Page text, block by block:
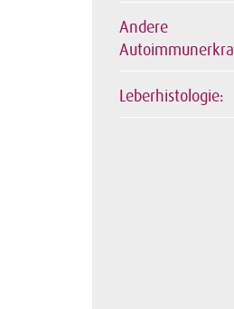
Andere
Leberhistologie: